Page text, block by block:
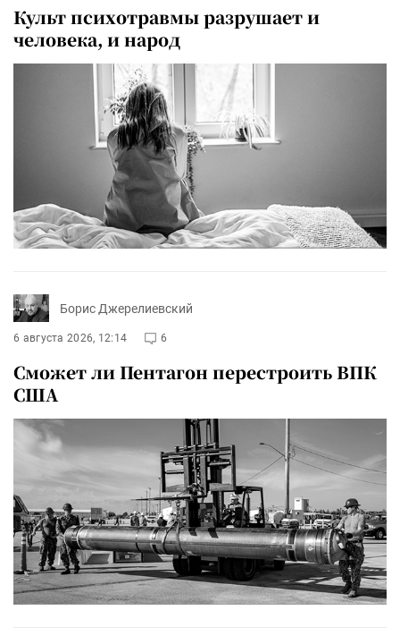
Культ психотравмы разрушает и
человека, и народ
Борис Джерелиевский
6 августа 2026, 12:14 6
Сможет ли Пентагон перестроить ВПК
США